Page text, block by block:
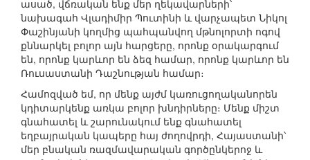
ասած, վճռական ենք մեր ղեկավարների՝
նախագահ Վլադիմիր Պուտինի և վարչապետ Նիկոլ
Փաշինյանի կողմից պահպանվող մթնոլորտի ոգով
քննարկել բոլոր այն հարցերը, որոնք օրակարգում
են, որոնք կարևոր են ձեզ համար, որոնք կարևոր են
Ռուսաստանի Դաշնության համար։
Համոզված եմ, որ մենք այժմ կառուցողականորեն
կդիտարկենք առկա բոլոր խնդիրները։ Մենք միշտ
գնահատել և շարունակում ենք գնահատել
եղբայրական կապերը հայ ժողովրդի, Հայաստանի՝
մեր բնական ռազմավարական գործընկերոջ և